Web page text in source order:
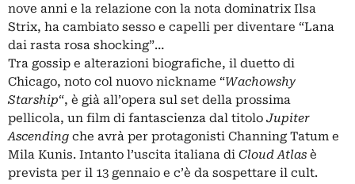
nove anni e la relazione con la nota dominatrix Ilsa
Strix, ha cambiato sesso e capelli per diventare “Lana
dai rasta rosa shocking”…
Tra gossip e alterazioni biografiche, il duetto di
Chicago, noto col nuovo nickname “Wachowshy
Starship“, è già all’opera sul set della prossima
pellicola, un film di fantascienza dal titolo Jupiter
Ascending che avrà per protagonisti Channing Tatum e
Mila Kunis. Intanto l’uscita italiana di Cloud Atlas è
prevista per il 13 gennaio e c’è da sospettare il cult.